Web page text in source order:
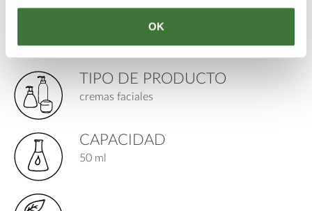
OK
TIPO DE PRODUCTO
cremas faciales
CAPACIDAD
50 ml